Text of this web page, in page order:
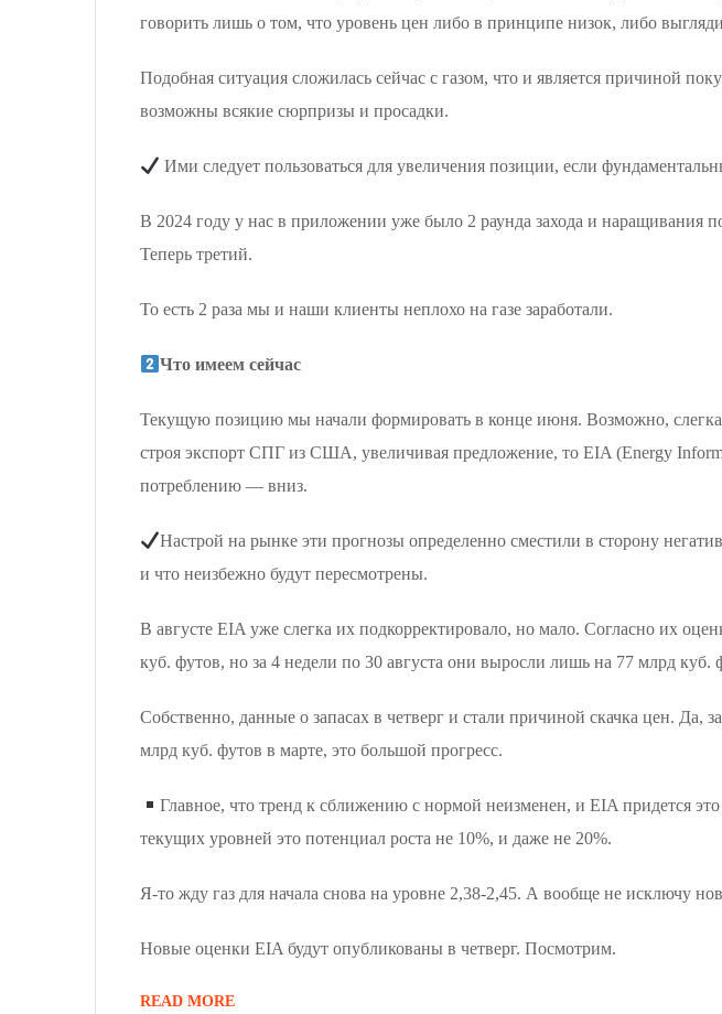
говорить лишь о том, что уровень цен либо в принципе низок, либо
Подобная ситуация сложилась сейчас с газом, что и является причиной
возможны всякие сюрпризы и просадки.
Ими следует пользоваться для увеличения позиции, если
В 2024 году у нас в приложении уже было 2 раунда захода и
Теперь третий.
То есть 2 раза мы и наши клиенты неплохо на газе заработали.
Что имеем сейчас
Текущую позицию мы начали формировать в конце июня. Возможно,
строя экспорт СПГ из США, увеличивая предложение, то EIA (Energy
потреблению — вниз.
Настрой на рынке эти прогнозы определенно сместили в сторону
и что неизбежно будут пересмотрены.
В августе EIA уже слегка их подкорректировало, но мало. Согласно их
куб. футов, но за 4 недели по 30 августа они выросли лишь на 77 млрд куб.
Собственно, данные о запасах в четверг и стали причиной скачка цен.
млрд куб. футов в марте, это большой прогресс.
Главное, что тренд к сближению с нормой неизменен, и EIA придется
текущих уровней это потенциал роста не 10%, и даже не 20%.
Я-то жду газ для начала снова на уровне 2,38-2,45. А вообще не исключу
Новые оценки EIA будут опубликованы в четверг. Посмотрим.
READ MORE